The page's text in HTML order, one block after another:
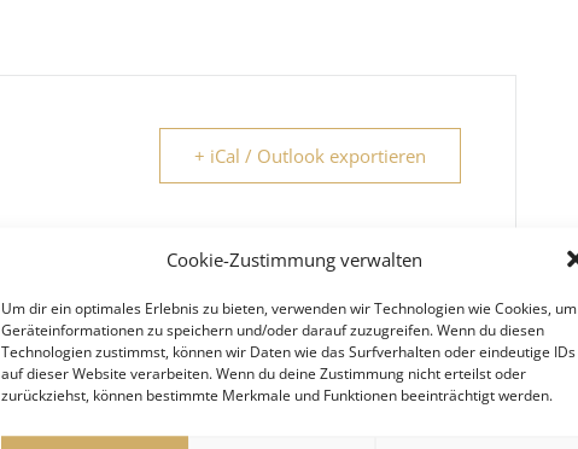
Cookie-Zustimmung verwalten
Um dir ein optimales Erlebnis zu bieten, verwenden wir Technologien wie Cookies, um
Geräteinformationen zu speichern und/oder darauf zuzugreifen. Wenn du diesen
Technologien zustimmst, können wir Daten wie das Surfverhalten oder eindeutige IDs
auf dieser Website verarbeiten. Wenn du deine Zustimmung nicht erteilst oder
zurückziehst, können bestimmte Merkmale und Funktionen beeinträchtigt werden.
+ iCal / Outlook exportieren